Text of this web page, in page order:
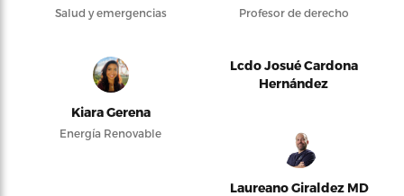
Salud y emergencias Profesor de derecho
Kiara Gerena
Energía Renovable
Lcdo Josué Cardona
Hernández
Laureano Giraldez MD